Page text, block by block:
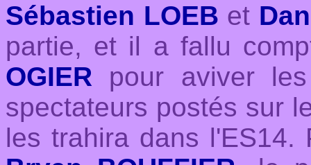
Sébastien LOEB et
partie, et il a fallu
OGIER pour aviver
spectateurs postés sur
les trahira dans